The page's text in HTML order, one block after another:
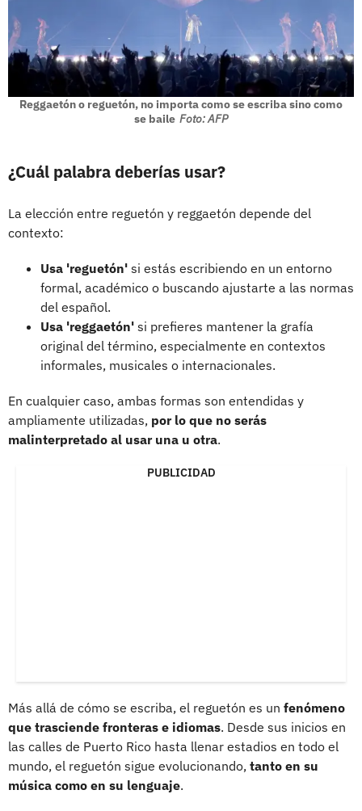
Reggaetón o reguetón, no importa como se escriba sino como
se baile Foto: AFP
¿Cuál palabra deberías usar?
La elección entre reguetón y reggaetón depende del
contexto:
Usa 'reguetón' si estás escribiendo en un entorno
formal, académico o buscando ajustarte a las normas
del español.
Usa 'reggaetón' si prefieres mantener la grafía
original del término, especialmente en contextos
informales, musicales o internacionales.
En cualquier caso, ambas formas son entendidas y
ampliamente utilizadas, por lo que no serás
malinterpretado al usar una u otra.
PUBLICIDAD
Más allá de cómo se escriba, el reguetón es un fenómeno
que trasciende fronteras e idiomas. Desde sus inicios en
las calles de Puerto Rico hasta llenar estadios en todo el
mundo, el reguetón sigue evolucionando, tanto en su
música como en su lenguaje.